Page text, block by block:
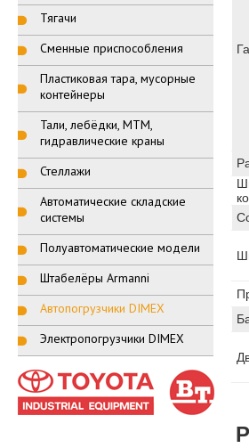
Тягачи
Сменные приспособления
Пластиковая тара, мусорные
контейнеры
Тали, лебёдки, МТМ,
гидравлические краны
Стеллажи
Автоматические складские
системы
Полуавтоматические модели
Штабелёры Armanni
Автопогрузчики DIMEX
Электропогрузчики DIMEX